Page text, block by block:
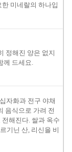
미네랄의 하나입
정해진 양은 없지
드세요.
십자화과 전구 야채
음식으로 가려 전
전해진다. 쌀과 옥수
기닌 산, 리신 을 비